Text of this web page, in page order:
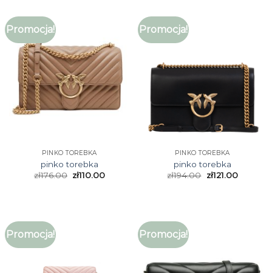
Promocja!
PINKO TOREBKA
pinko torebka
zł176.00 zł110.00
Promocja!
PINKO TOREBKA
pinko torebka
zł194.00 zł121.00
Promocja! Promocja!